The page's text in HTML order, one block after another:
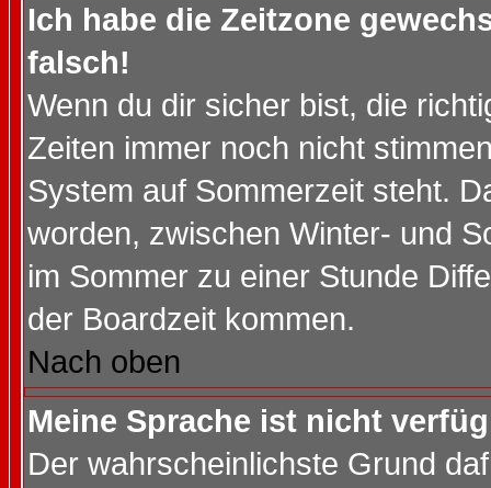
Ich habe die Zeitzone
falsch!
Wenn du dir sicher bist, die
Zeiten immer noch nicht
System auf Sommerzeit steht.
worden, zwischen Winter- und
im Sommer zu einer Stunde
der Boardzeit kommen.
Nach oben
Meine Sprache ist nicht
Der wahrscheinlichste Grund